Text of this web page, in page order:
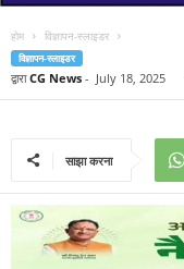
होम विज्ञापन-स्लाइडर
विज्ञापन-स्लाइडर
द्वारा CG News - July 18, 2025
साझा करना